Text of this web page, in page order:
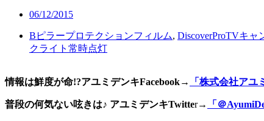
06/12/2015
Bピラープロテクションフィルム, DiscoverProTVキャ
クライト常時点灯
情報は鮮度が命!?アユミデンキFacebook→ 「株式会社アユ
普段の何気ない呟きは♪ アユミデンキTwitter→ 「＠